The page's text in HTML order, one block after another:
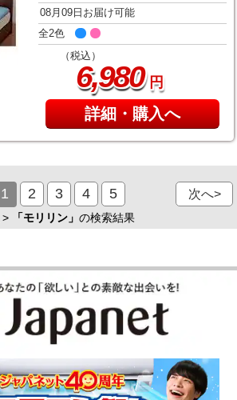
08月09日お届け可能
全2色
（税込）
6,980円
詳細・購入へ
1 2 3 4 5 次へ>
> 「モリリン」 の検索結果